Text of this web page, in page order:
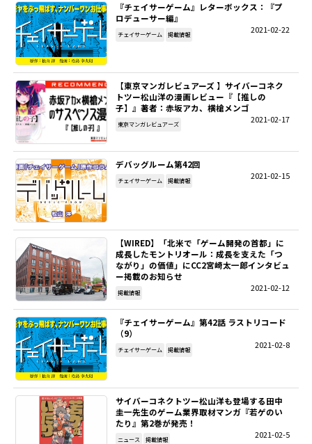
『チェイサーゲーム』レターボックス：『プ
ロデューサー編』
2021-02-22
チェイサーゲーム 掲載情報
【東京マンガレビュアーズ 】サイバーコネク
トツー松山洋の漫画レビュー『【推しの
子】』著者：赤坂アカ、横槍メンゴ
2021-02-17
東京マンガレビュアーズ
デバッグルーム第42回
2021-02-15
チェイサーゲーム 掲載情報
【WIRED】「北米で「ゲーム開発の首都」に
成長したモントリオール：成長を支えた「つ
ながり」の価値」にCC2宮崎太一郎インタビュ
ー掲載のお知らせ
2021-02-12
掲載情報
『チェイサーゲーム』第42話 ラストリコード
（9）
2021-02-8
チェイサーゲーム 掲載情報
サイバーコネクトツー松山洋も登場する田中
圭一先生のゲーム業界取材マンガ『若ゲのい
たり』第2巻が発売！
2021-02-5
ニュース 掲載情報